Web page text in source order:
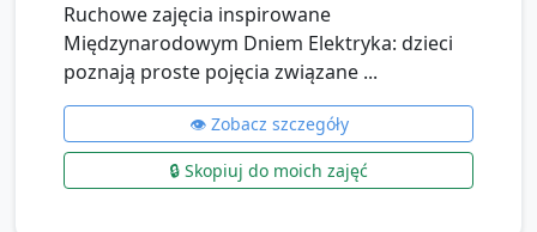
Ruchowe zajęcia inspirowane
Międzynarodowym Dniem Elektryka: dzieci
poznają proste pojęcia związane ...
👁️ Zobacz szczegóły
🔒 Skopiuj do moich zajęć